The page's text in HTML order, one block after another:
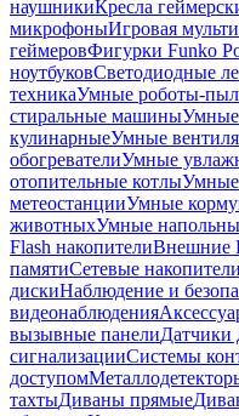
наушникиКресла
микрофоныИгровая
геймеровФигурки Funko
ноутбуковСветодиодные
техникаУмные роботы-
стиральные машины
кулинарныеУмные
обогревателиУмные
отопительные котлыУмные
метеостанцииУмные
животныхУмные
Flash накопителиВнешние
памятиСетевые накопители
дискиНаблюдение и
видеонаблюдения
вызывные панелиДатчики
сигнализацииСистемы
доступом
тахтыДиваны прямые